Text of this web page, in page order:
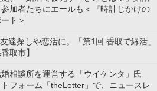
加者たちにエールも＜『時計じかけの
ト＞
達探しや恋活に。「第1回 香取で縁活」
取市】
相談所を運営する「ウイケンタ」氏
フォーム「theLetter」で、ニュースレ